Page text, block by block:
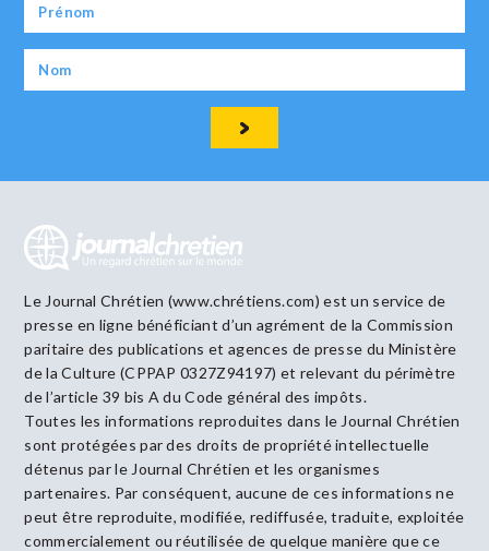
Le Journal Chrétien (www.chrétiens.com) est un service de
presse en ligne bénéficiant d’un agrément de la Commission
paritaire des publications et agences de presse du Ministère
de la Culture (CPPAP 0327Z94197) et relevant du périmètre
de l’article 39 bis A du Code général des impôts.
Toutes les informations reproduites dans le Journal Chrétien
sont protégées par des droits de propriété intellectuelle
détenus par le Journal Chrétien et les organismes
partenaires. Par conséquent, aucune de ces informations ne
peut être reproduite, modifiée, rediffusée, traduite, exploitée
commercialement ou réutilisée de quelque manière que ce